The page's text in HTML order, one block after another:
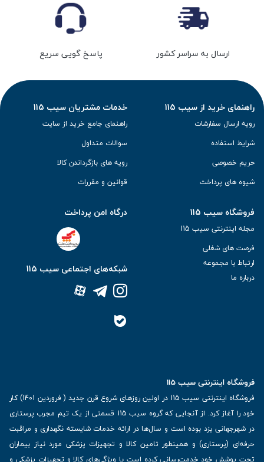
ارسال به سراسر کشور پاسخ گویی سریع
راهنمای خرید از سیب 115
رویه ارسال سفارشات
شرایط استفاده
حریم خصوصی
شیوه های پرداخت
خدمات مشتریان سیب 115
راهنمای جامع خرید از سایت
سوالات متداول
رویه های بازگرداندن کالا
قوانین و مقررات
فروشگاه سیب 115
مجله اینترنتی سیب 115
فرصت های شغلی
ارتباط با مجموعه
درباره ما
درگاه امن پرداخت
شبکه‌های اجتماعی سیب 115
فروشگاه اینترنتی سیب 115
فروشگاه اینترنتی سیب 115 در اولین روزهای شروع قرن جدید ( فروردین 1401) کار
خود را آغاز کرد. از آنجایی که گروه سیب 115 قسمتی از یک تیم مجرب پرستاری
در شهرجهانی یزد بوده است و سال‌ها در ارائه خدمات شایسته نگهداری و مراقبت
حرفه‌ای (پرستاری) و همینطور تامین کالا و تجهیزات پزشکی مورد نیاز بیماران